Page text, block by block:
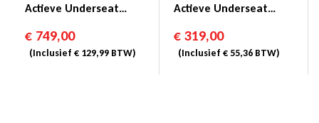
Actieve Underseat
DSP Versterker
€ 749,00
(Inclusief € 129,99 BTW)
Actieve Underseat
€ 319,00
(Inclusief € 55,36 BTW)